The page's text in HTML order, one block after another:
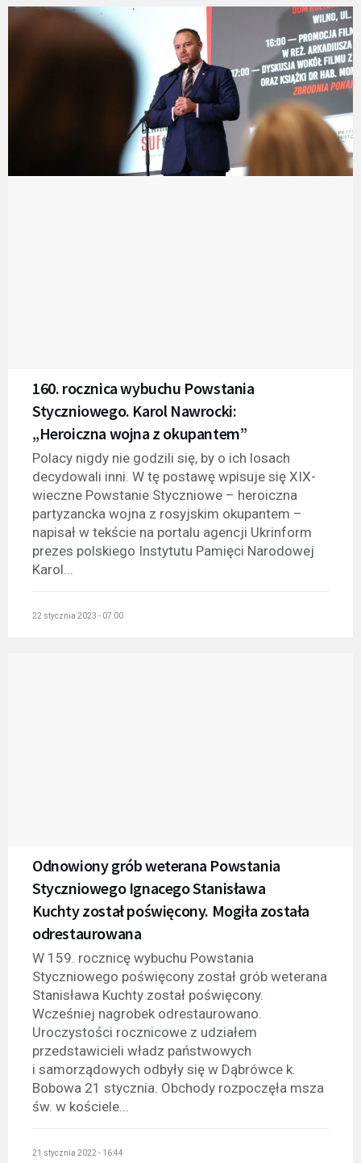
160. rocznica wybuchu Powstania
Styczniowego. Karol Nawrocki:
„Heroiczna wojna z okupantem”
Polacy nigdy nie godzili się, by o ich losach
decydowali inni. W tę postawę wpisuje się XIX-
wieczne Powstanie Styczniowe – heroiczna
partyzancka wojna z rosyjskim okupantem –
napisał w tekście na portalu agencji Ukrinform
prezes polskiego Instytutu Pamięci Narodowej
Karol...
22 stycznia 2023 - 07:00
Odnowiony grób weterana Powstania
Styczniowego Ignacego Stanisława
Kuchty został poświęcony. Mogiła została
odrestaurowana
W 159. rocznicę wybuchu Powstania
Styczniowego poświęcony został grób weterana
Stanisława Kuchty został poświęcony.
Wcześniej nagrobek odrestaurowano.
Uroczystości rocznicowe z udziałem
przedstawicieli władz państwowych
i samorządowych odbyły się w Dąbrówce k.
Bobowa 21 stycznia. Obchody rozpoczęła msza
św. w kościele...
21 stycznia 2022 - 16:44